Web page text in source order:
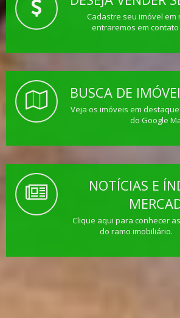
Cadastre seu imóvel em
entraremos em
BUSCA DE
Veja os imóveis em
do Google
NOTÍCIAS E
Clique aqui para conhecer
do ramo imobiliário.